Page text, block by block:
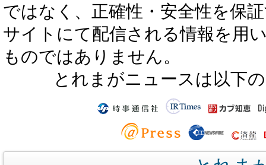
ではなく、正確性・安全性を保
サイトにて配信される情報を用
ものではありません。
とれまがニュースは以下